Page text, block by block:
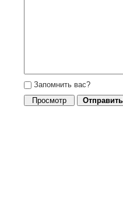
Запомнить вас?